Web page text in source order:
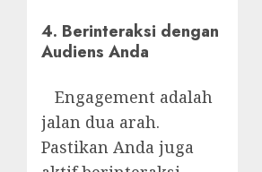
4. Berinteraksi dengan
Audiens Anda
Engagement adalah
jalan dua arah.
Pastikan Anda juga